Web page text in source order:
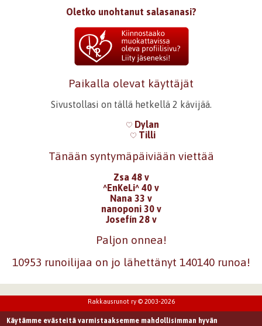
Oletko unohtanut salasanasi?
Paikalla olevat käyttäjät
Sivustollasi on tällä hetkellä 2 kävijää.
Dylan
Tilli
Tänään syntymäpäiviään viettää
Zsa 48 v
^EnKeLi^ 40 v
Nana 33 v
nanoponi 30 v
Josefín 28 v
Paljon onnea!
10953 runoilijaa on jo lähettänyt 140140 runoa!
Rakkausrunot ry © 2003-2026
Käytämme evästeitä varmistaaksemme mahdollisimman hyvän